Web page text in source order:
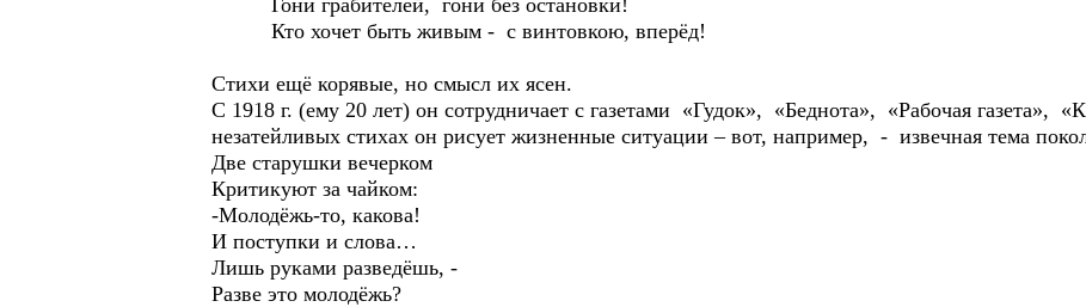
Гони грабителей, гони без остановки!
Кто хочет быть живым - с винтовкою, вперёд!
Стихи ещё корявые, но смысл их ясен.
С 1918 г. (ему 20 лет) он сотрудничает с газетами «Гудок», «Беднота», «Рабочая газета»,
незатейливых стихах он рисует жизненные ситуации – вот, например, - извечная тема
Две старушки вечерком
Критикуют за чайком:
-Молодёжь-то, какова!
И поступки и слова…
Лишь руками разведёшь, -
Разве это молодёжь?